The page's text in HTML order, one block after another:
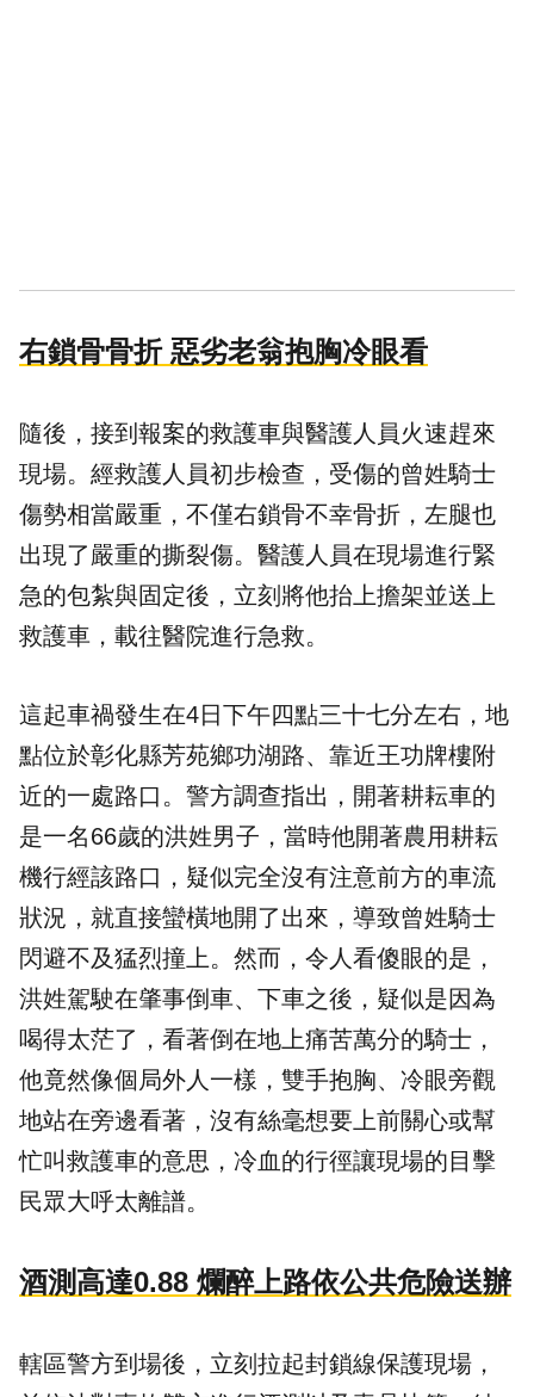
右鎖骨骨折 惡劣老翁抱胸冷眼看
隨後，接到報案的救護車與醫護人員火速趕來
現場。經救護人員初步檢查，受傷的曾姓騎士
傷勢相當嚴重，不僅右鎖骨不幸骨折，左腿也
出現了嚴重的撕裂傷。醫護人員在現場進行緊
急的包紮與固定後，立刻將他抬上擔架並送上
救護車，載往醫院進行急救。
這起車禍發生在4日下午四點三十七分左右，地
點位於彰化縣芳苑鄉功湖路、靠近王功牌樓附
近的一處路口。警方調查指出，開著耕耘車的
是一名66歲的洪姓男子，當時他開著農用耕耘
機行經該路口，疑似完全沒有注意前方的車流
狀況，就直接蠻橫地開了出來，導致曾姓騎士
閃避不及猛烈撞上。然而，令人看傻眼的是，
洪姓駕駛在肇事倒車、下車之後，疑似是因為
喝得太茫了，看著倒在地上痛苦萬分的騎士，
他竟然像個局外人一樣，雙手抱胸、冷眼旁觀
地站在旁邊看著，沒有絲毫想要上前關心或幫
忙叫救護車的意思，冷血的行徑讓現場的目擊
民眾大呼太離譜。
酒測高達0.88 爛醉上路依公共危險送辦
轄區警方到場後，立刻拉起封鎖線保護現場，